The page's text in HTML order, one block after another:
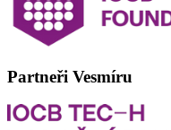
Partneři Vesmíru